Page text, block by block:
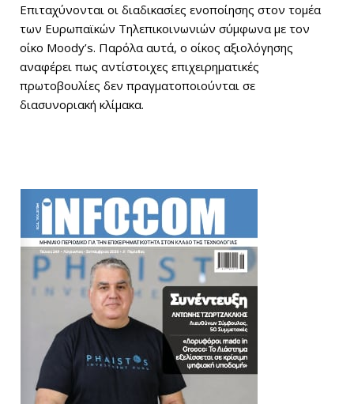
Επιταχύνονται οι διαδικασίες ενοποίησης στον τομέα
των Ευρωπαϊκών Τηλεπικοινωνιών σύμφωνα με τον
οίκο Moody’s. Παρόλα αυτά, ο οίκος αξιολόγησης
αναφέρει πως αντίστοιχες επιχειρηματικές
πρωτοβουλίες δεν πραγματοποιούνται σε
διασυνοριακή κλίμακα.